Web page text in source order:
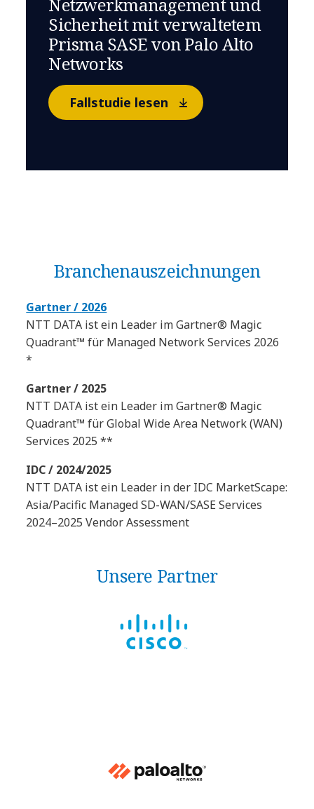
Netzwerkmanagement und
Sicherheit mit verwaltetem
Prisma SASE von Palo Alto
Networks
Fallstudie lesen
Branchen­auszeichnungen
Gartner / 2026
NTT DATA ist ein Leader im Gartner® Magic
Quadrant™ für Managed Network Services 2026
*
Gartner / 2025
NTT DATA ist ein Leader im Gartner® Magic
Quadrant™ für Global Wide Area Network (WAN)
Services 2025 **
IDC / 2024/2025
NTT DATA ist ein Leader in der IDC MarketScape:
Asia/Pacific Managed SD-WAN/SASE Services
2024–2025 Vendor Assessment
Unsere Partner